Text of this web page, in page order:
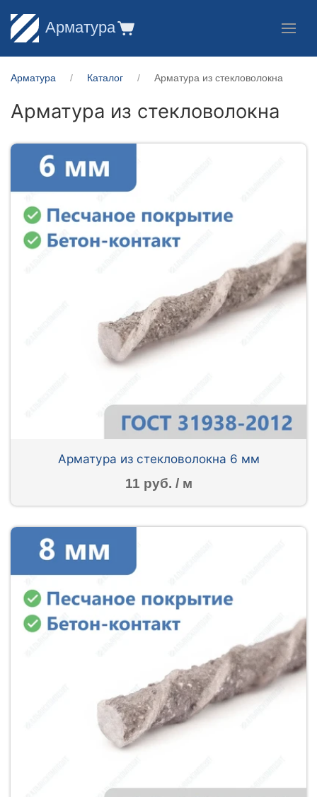
Арматура
Арматура Каталог Арматура из стекловолокна
Арматура из стекловолокна
Арматура из стекловолокна 6 мм
11 руб. / м